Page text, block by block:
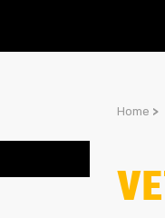
Home >